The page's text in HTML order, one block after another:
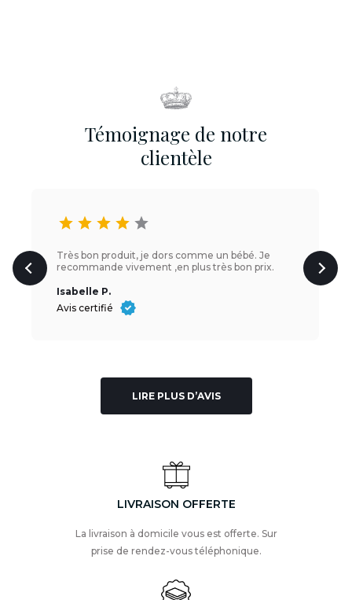
Témoignage de notre
clientèle
star star star star star
Très bon produit, je dors comme un bébé. Je
recommande vivement ,en plus très bon prix.
Isabelle P.
Avis certifié
LIRE PLUS D’AVIS
LIVRAISON OFFERTE
La livraison à domicile vous est offerte. Sur
prise de rendez-vous téléphonique.